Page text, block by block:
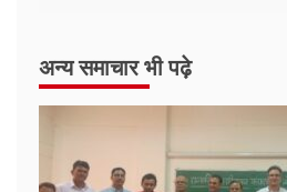
अन्य समाचार भी पढ़े